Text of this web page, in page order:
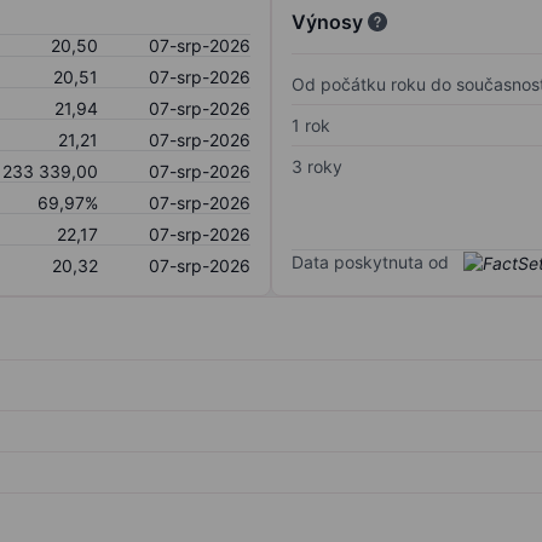
20,50
07-srp-2026
20,51
07-srp-2026
21,94
07-srp-2026
21,21
07-srp-2026
233 339,00
07-srp-2026
69,97%
07-srp-2026
22,17
07-srp-2026
20,32
07-srp-2026
Výnosy
Od počátku roku do
1 rok
3 roky
Data poskytnuta od